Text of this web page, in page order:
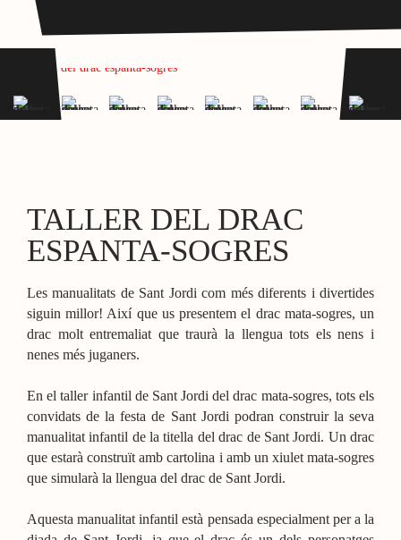
TALLER DEL DRAC
ESPANTA-SOGRES
Les manualitats de Sant Jordi com més diferents i divertides
siguin millor! Així que us presentem el drac mata-sogres, un
drac molt entremaliat que traurà la llengua tots els nens i
nenes més juganers.
En el taller infantil de Sant Jordi del drac mata-sogres, tots els
convidats de la festa de Sant Jordi podran construir la seva
manualitat infantil de la titella del drac de Sant Jordi. Un drac
que estarà construït amb cartolina i amb un xiulet mata-sogres
que simularà la llengua del drac de Sant Jordi.
Aquesta manualitat infantil està pensada especialment per a la